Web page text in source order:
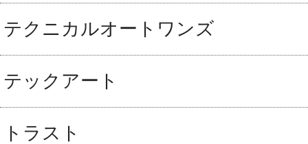
テクニカルオートワンズ
テックアート
トラスト